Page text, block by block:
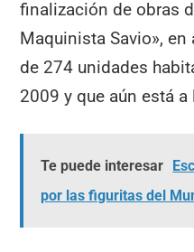
finalización de obras
Maquinista Savio»,
de 274 unidades
2009 y que aún está a
Te puede interesar
por las figuritas del